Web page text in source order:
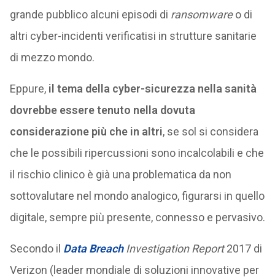
grande pubblico alcuni episodi di ransomwareo di
altri cyber-incidenti verificatisi in strutture sanitarie
di mezzo mondo.
Eppure,il tema della cyber-sicurezza nella sanità
dovrebbe essere tenuto nella dovuta
considerazione più che in altri, se sol si considera
che le possibili ripercussioni sono incalcolabili e che
il rischio clinico è già una problematica da non
sottovalutare nel mondo analogico, figurarsi in quello
digitale, sempre più presente, connesso e pervasivo.
Secondo il Data BreachInvestigation Report2017 di
Verizon (leader mondiale di soluzioni innovative per